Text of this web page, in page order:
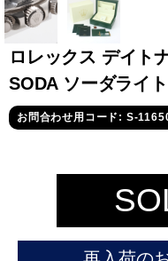
グランド
セイコー
コンスタンタン
ロレックス デイト
SODA ソーダライ
お問合わせ用コード: S-